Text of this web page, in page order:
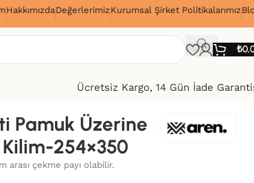
HakkımızdaDeğerlerimizKurumsal Şirket Politikalarımız
₺
Ücretsiz Kargo, 14 Gün İade
Pamuk Üzerine
254×350
arası çekme payı olabilir.